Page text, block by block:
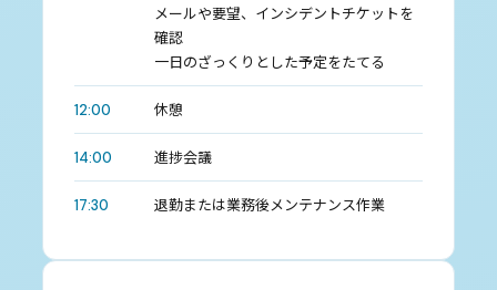
メールや要望、インシデントチケットを
確認
一日のざっくりとした予定をたてる
12:00 休憩
14:00 進捗会議
17:30 退勤または業務後メンテナンス作業